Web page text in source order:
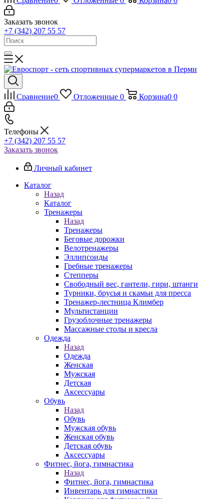
Заказать звонок
+7 (342) 207 55 57
Сравнение0 Отложенные 0 Корзина0 0
Телефоны
+7 (342) 207 55 57
Заказать звонок
Личный кабинет
Каталог
Назад
Каталог
Тренажеры
Назад
Тренажеры
Беговые дорожки
Велотренажеры
Эллипсоиды
Гребные тренажеры
Степперы
Свободный вес, гантели, гири, штанги
Турники, брусья и скамьи для пресса
Тренажер-лестница Климбер
Мультистанции
Грузоблочные тренажеры
Массажные столы и кресла
Одежда
Назад
Одежда
Женская
Мужская
Детская
Аксессуары
Обувь
Назад
Обувь
Мужская обувь
Женская обувь
Детская обувь
Аксессуары
Фитнес, йога, гимнастика
Назад
Фитнес, йога, гимнастика
Инвентарь для гимнастики